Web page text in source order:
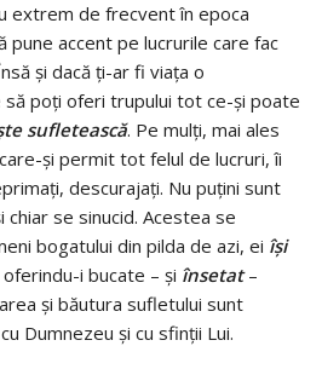
extrem de frecvent în epoca
pune accent pe lucrurile care fac
şi dacă ţi-ar fi viaţa o
să poţi oferi trupului tot ce-şi poate
sufletească. Pe mulţi, mai ales
şi permit tot felul de lucruri, îi
descurajaţi. Nu puţini sunt
se sinucid. Acestea se
bogatului din pilda de azi, ei îşi
i bucate – şi însetat–
şi băutura sufletului sunt
Dumnezeu şi cu sfinţii Lui.